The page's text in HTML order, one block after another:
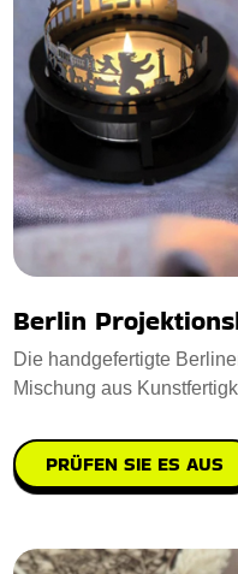
Berlin
Die handgefertigte
Mischung aus
PRÜFEN SIE ES AUS